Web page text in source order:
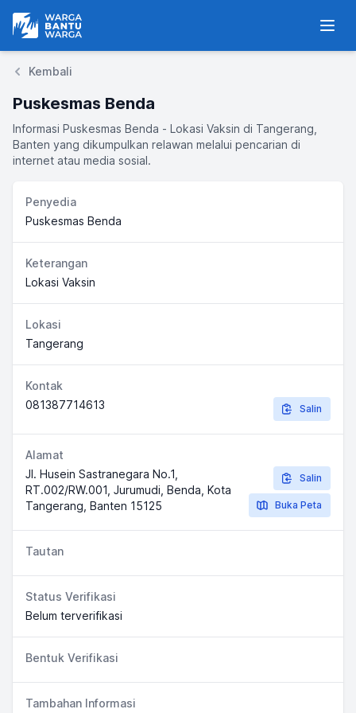
Warga Bantu Warga
Kembali
Puskesmas Benda
Informasi Puskesmas Benda - Lokasi Vaksin di Tangerang,
Banten yang dikumpulkan relawan melalui pencarian di
internet atau media sosial.
Penyedia
Puskesmas Benda
Keterangan
Lokasi Vaksin
Lokasi
Tangerang
Kontak
081387714613
Salin
Alamat
Jl. Husein Sastranegara No.1,
RT.002/RW.001, Jurumudi, Benda, Kota
Tangerang, Banten 15125
Salin
Buka Peta
Tautan
Status Verifikasi
Belum terverifikasi
Bentuk Verifikasi
Tambahan Informasi